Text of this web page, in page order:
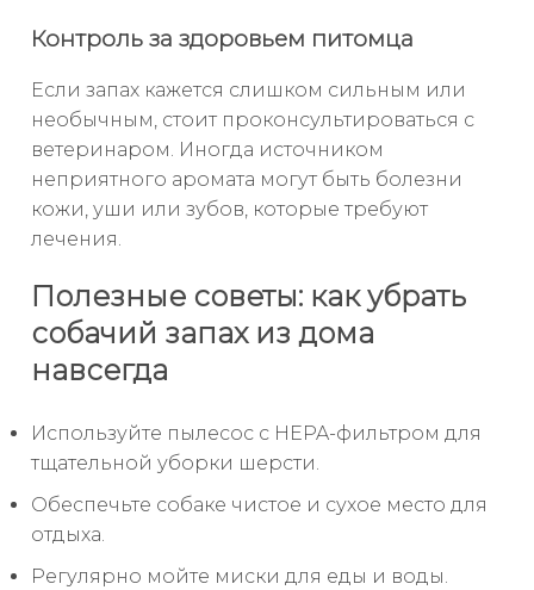
Контроль за здоровьем питомца
Если запах кажется слишком сильным или
необычным, стоит проконсультироваться с
ветеринаром. Иногда источником
неприятного аромата могут быть болезни
кожи, уши или зубов, которые требуют
лечения.
Полезные советы: как убрать
собачий запах из дома
навсегда
Используйте пылесос с HEPA-фильтром для
тщательной уборки шерсти.
Обеспечьте собаке чистое и сухое место для
отдыха.
Регулярно мойте миски для еды и воды.